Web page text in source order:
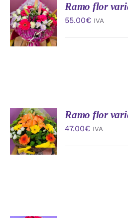
AÑADIR
AL
CARRITO
/
DETALLES
Ramo flor
55.00€ IVA
AÑADIR
AL
CARRITO
/
DETALLES
Ramo flor
47.00€ IVA